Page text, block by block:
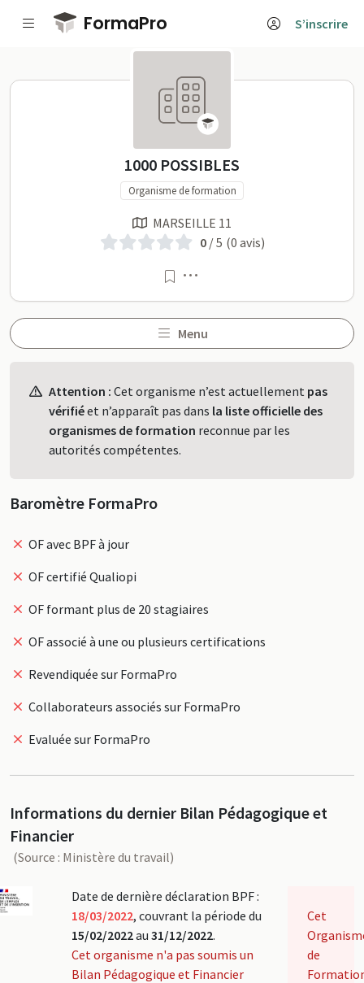
Passer au contenu principal
FormaPro S’inscrire
1000 POSSIBLES sur
1000 POSSIBLES
Organisme de formation
MARSEILLE 11
0/ 5 (0 avis)
Menu
Attention : Cet organisme n’est actuellement pas
vérifiéet n’apparaît pas dans la liste officielle des
organismes de formation reconnue par les
autorités compétentes.
Baromètre FormaPro
OF avec BPF à jour
OF certifié Qualiopi
OF formant plus de 20 stagiaires
OF associé à une ou plusieurs certifications
Revendiquée sur FormaPro
Collaborateurs associés sur FormaPro
Evaluée sur FormaPro
Informations du dernier Bilan Pédagogique et
Financier
(Source : Ministère du travail)
Date de dernière déclaration BPF :
18/03/2022, couvrant la période du
15/02/2022au 31/12/2022.
Cet organisme n'a pas soumis un
Bilan Pédagogique et Financier
Cet
de